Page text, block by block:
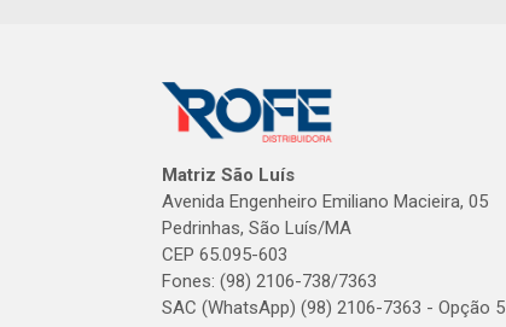
Matriz São Luís
Avenida Engenheiro Emiliano Macieira, 05
Pedrinhas, São Luís/MA
CEP 65.095-603
Fones: (98) 2106-738/7363
SAC (WhatsApp) (98) 2106-7363 - Opção 5